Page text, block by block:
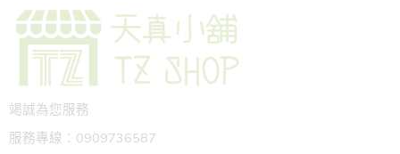
竭誠為您服務
服務專線：0909736587